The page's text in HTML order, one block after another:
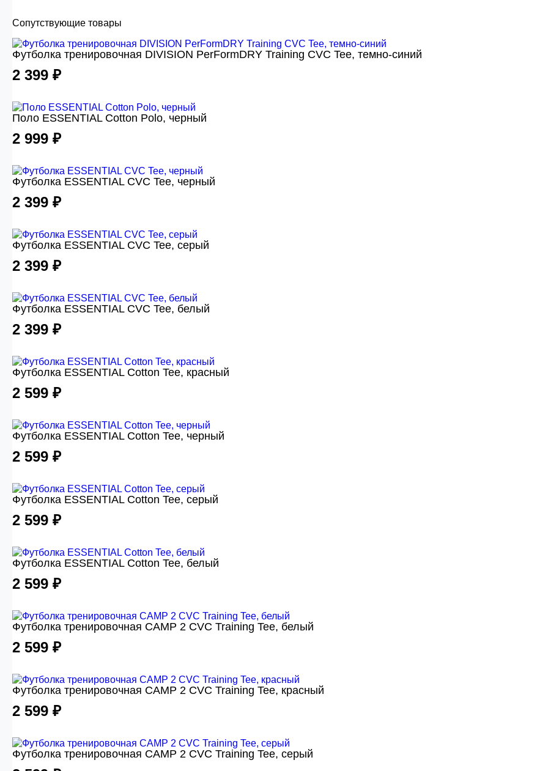
Сопутствующие товары
Футболка тренировочная DIVISION PerFormDRY Training CVC Tee, темно-синий
2 399 ₽
Поло ESSENTIAL Cotton Polo, черный
2 999 ₽
Футболка ESSENTIAL CVC Tee, черный
2 399 ₽
Футболка ESSENTIAL CVC Tee, серый
2 399 ₽
Футболка ESSENTIAL CVC Tee, белый
2 399 ₽
Футболка ESSENTIAL Cotton Tee, красный
2 599 ₽
Футболка ESSENTIAL Cotton Tee, черный
2 599 ₽
Футболка ESSENTIAL Cotton Tee, серый
2 599 ₽
Футболка ESSENTIAL Cotton Tee, белый
2 599 ₽
Футболка тренировочная CAMP 2 CVC Training Tee, белый
2 599 ₽
Футболка тренировочная CAMP 2 CVC Training Tee, красный
2 599 ₽
Футболка тренировочная CAMP 2 CVC Training Tee, серый